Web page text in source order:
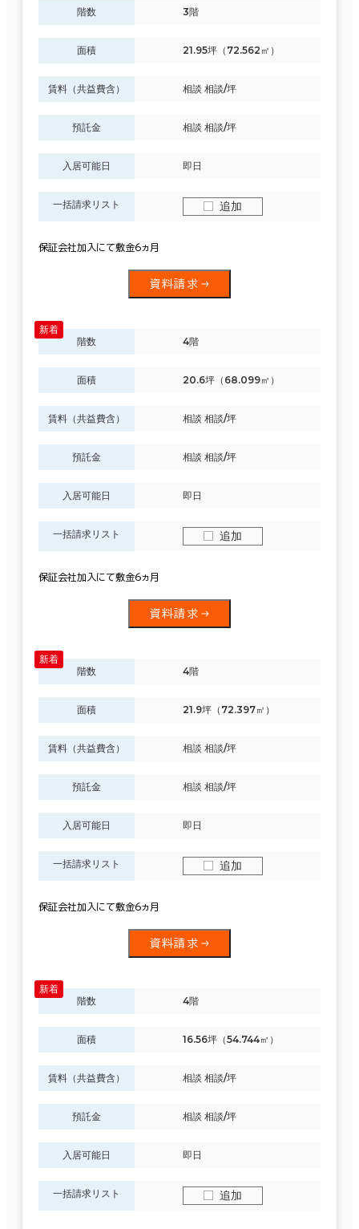
階数 3階
面積 21.95坪（72.562㎡）
賃料（共益費含） 相談 相談/坪
預託金 相談 相談/坪
入居可能日 即日
一括請求リスト 追加
保証会社加入にて敷金6ヵ月
資料請求
階数 4階
面積 20.6坪（68.099㎡）
賃料（共益費含） 相談 相談/坪
預託金 相談 相談/坪
入居可能日 即日
一括請求リスト 追加
保証会社加入にて敷金6ヵ月
資料請求
階数 4階
面積 21.9坪（72.397㎡）
賃料（共益費含） 相談 相談/坪
預託金 相談 相談/坪
入居可能日 即日
一括請求リスト 追加
保証会社加入にて敷金6ヵ月
資料請求
階数 4階
面積 16.56坪（54.744㎡）
賃料（共益費含） 相談 相談/坪
預託金 相談 相談/坪
入居可能日 即日
一括請求リスト 追加